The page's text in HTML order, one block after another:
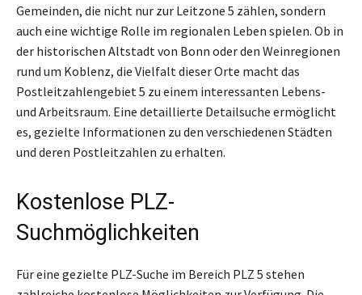
Gemeinden, die nicht nur zur Leitzone 5 zählen, sondern
auch eine wichtige Rolle im regionalen Leben spielen. Ob in
der historischen Altstadt von Bonn oder den Weinregionen
rund um Koblenz, die Vielfalt dieser Orte macht das
Postleitzahlengebiet 5 zu einem interessanten Lebens-
und Arbeitsraum. Eine detaillierte Detailsuche ermöglicht
es, gezielte Informationen zu den verschiedenen Städten
und deren Postleitzahlen zu erhalten.
Kostenlose PLZ-
Suchmöglichkeiten
Für eine gezielte PLZ-Suche im Bereich PLZ 5 stehen